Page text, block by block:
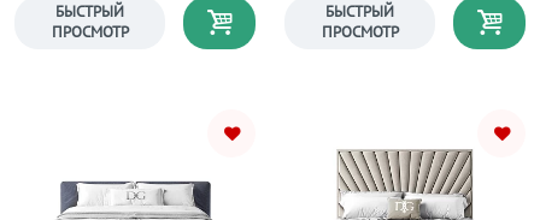
БЫСТРЫЙ
ПРОСМОТР
БЫСТРЫЙ
ПРОСМОТР